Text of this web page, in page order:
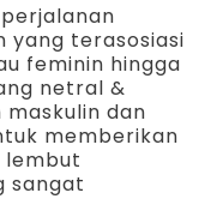
yang terasosiasi
feminin hingga
netral &
dan
memberikan
lembut
sangat